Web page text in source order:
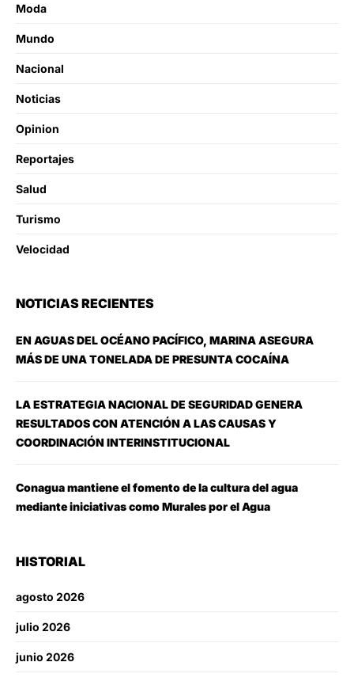
Moda
Mundo
Nacional
Noticias
Opinion
Reportajes
Salud
Turismo
Velocidad
NOTICIAS RECIENTES
EN AGUAS DEL OCÉANO PACÍFICO, MARINA ASEGURA
MÁS DE UNA TONELADA DE PRESUNTA COCAÍNA
LA ESTRATEGIA NACIONAL DE SEGURIDAD GENERA
RESULTADOS CON ATENCIÓN A LAS CAUSAS Y
COORDINACIÓN INTERINSTITUCIONAL
Conagua mantiene el fomento de la cultura del agua
mediante iniciativas como Murales por el Agua
HISTORIAL
agosto 2026
julio 2026
junio 2026